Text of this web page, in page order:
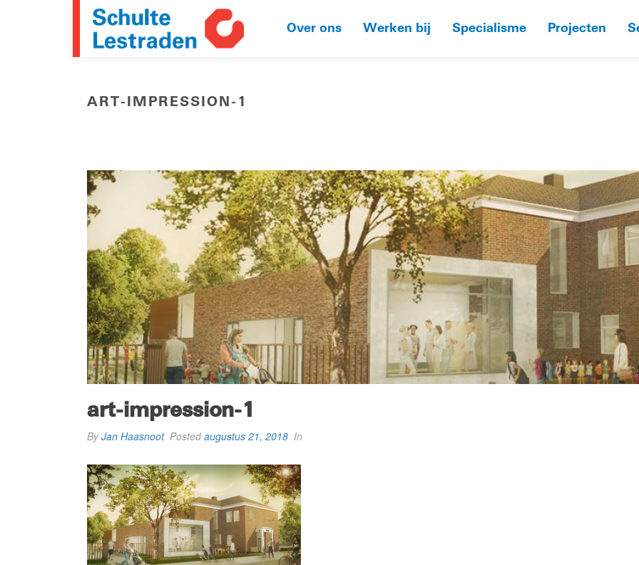
Over ons Werken bij Specialisme Projecten
ART-IMPRESSION-1
art-impression-1
ByJan Haasnoot Postedaugustus 21, 2018 In